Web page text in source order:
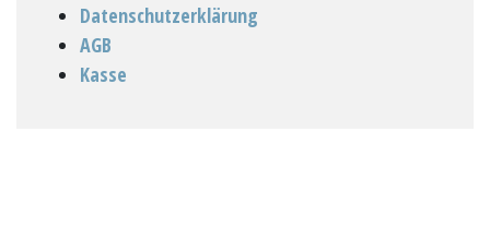
Datenschutzerklärung
AGB
Kasse